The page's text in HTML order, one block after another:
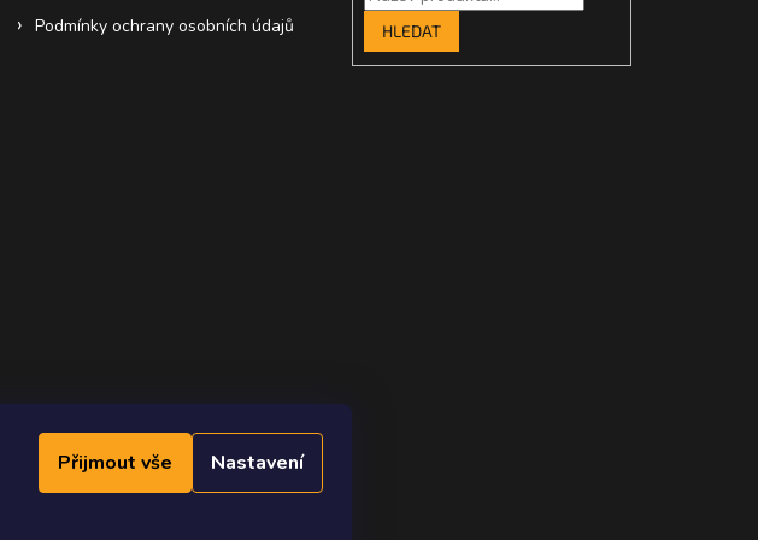
Přijmout vše Nastavení
Podmínky ochrany osobních údajů
HLEDAT